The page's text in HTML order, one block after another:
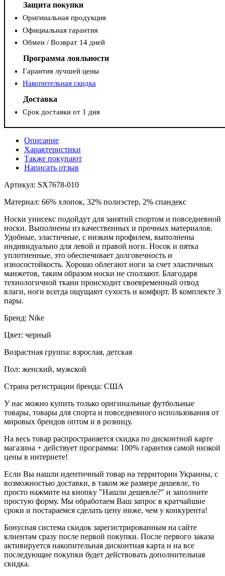
Защита покупки
Оригинальная продукция
Официальная гарантия
Обмен / Возврат 14 дней
Программа лояльности
Гарантия лучшей цены
Накопительная скидка
Доставка
Срок доставки от 1 дня
Описание
Характеристики
Также покупают
Написать отзыв
Артикул: SX7678-010
Материал: 66% хлопок, 32% полиэстер, 2% спандекс
Носки унисекс подойдут для занятий спортом и повседневной
носки. Выполнены из качественных и прочных материалов.
Удобные, эластичные, с низким профилем, выполнены
индивидуально для левой и правой ноги. Носок и пятка
уплотненные, это обеспечивает долговечность и
износостойкость. Хорошо облегают ноги за счет эластичных
манжетов, таким образом носки не сползают. Благодаря
технологичной ткани происходит своевременный отвод
влаги, ноги всегда ощущают сухость и комфорт. В комплекте 3
пары.
Бренд: Nike
Цвет: черный
Возрастная группа: взрослая, детская
Пол: женский, мужской
Страна регистрации бренда: США
У нас можно купить только оригинальные футбольные
товары, товары для спорта и повседневного использования от
мировых брендов оптом и в розницу.
На весь товар распространяется скидка по дисконтной карте
магазина + действует программа: 100% гарантия самой низкой
цены в интернете!
Если Вы нашли идентичный товар на территории Украины, с
возможностью доставки, в таком же размере дешевле, то
просто нажмите на кнопку "Нашли дешевле?" и заполните
простую форму. Мы обработаем Ваш запрос в кратчайшие
сроки и постараемся сделать цену ниже, чем у конкурента!
Бонусная система скидок зарегистрированным на сайте
клиентам сразу после первой покупки. После первого заказа
активируется накопительная дисконтная карта и на все
последующие покупки будет действовать дополнительная
скидка.